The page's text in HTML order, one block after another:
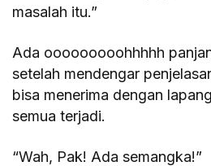
masalah itu.”
Ada ooooooooohhhhh
setelah mendengar
bisa menerima dengan
semua terjadi.
“Wah, Pak! Ada semangka!”